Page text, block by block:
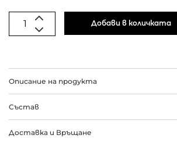
Добави в количката
Описание на продукта
Състав
Доставка и Връщане